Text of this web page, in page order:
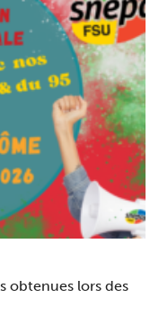
obtenues lors des